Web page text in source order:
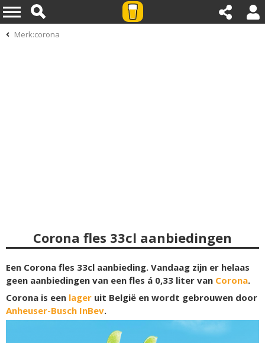
Merk:corona
Corona fles 33cl aanbiedingen
Een Corona fles 33cl aanbieding. Vandaag zijn er helaas
geen aanbiedingen van een fles á 0,33 liter van Corona.
Corona is een lager uit België en wordt gebrouwen door
Anheuser-Busch InBev.